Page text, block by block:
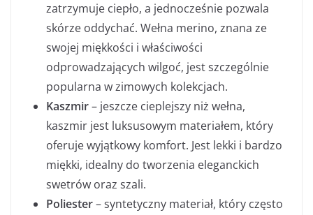
zatrzymuje ciepło, a jednocześnie pozwala
skórze oddychać. Wełna merino, znana ze
swojej miękkości i właściwości
odprowadzających wilgoć, jest szczególnie
popularna w zimowych kolekcjach.
Kaszmir– jeszcze cieplejszy niż wełna,
kaszmir jest luksusowym materiałem, który
oferuje wyjątkowy komfort. Jest lekki i bardzo
miękki, idealny do tworzenia eleganckich
swetrów oraz szali.
Poliester– syntetyczny materiał, który często